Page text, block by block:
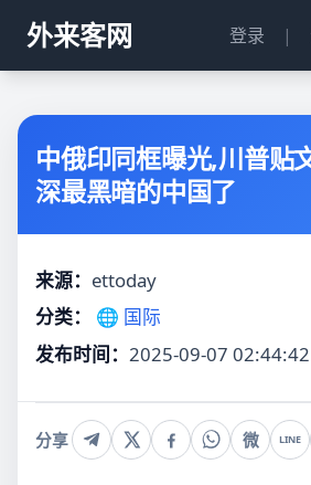
外来客网 登录 |
中俄印同框曝光,川普贴
深最黑暗的中国了
来源： ettoday
分类：
🌐 国际
发布时间： 2025-09-07 02:44:42
分享 微 LINE